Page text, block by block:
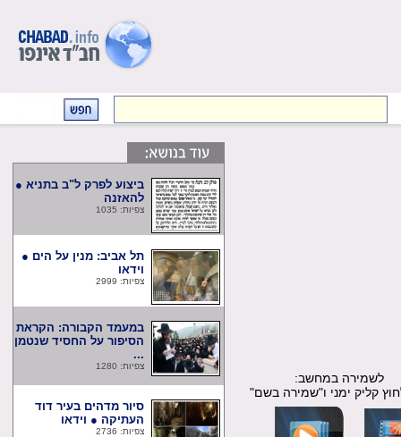
במחשב:
קליק ימני ו"שמירה בשם"
ביצוע לפרק ל"ב בתניא ●
להאזנה
צפיות: 1035
תל אביב: מנין על הים ●
וידאו
צפיות: 2999
במעמד הקבורה: הקראת
הסיפור על החסיד שנטמן
...
צפיות: 1280
סיור מדהים בעיר דוד
העתיקה ● וידאו
צפיות: 2736